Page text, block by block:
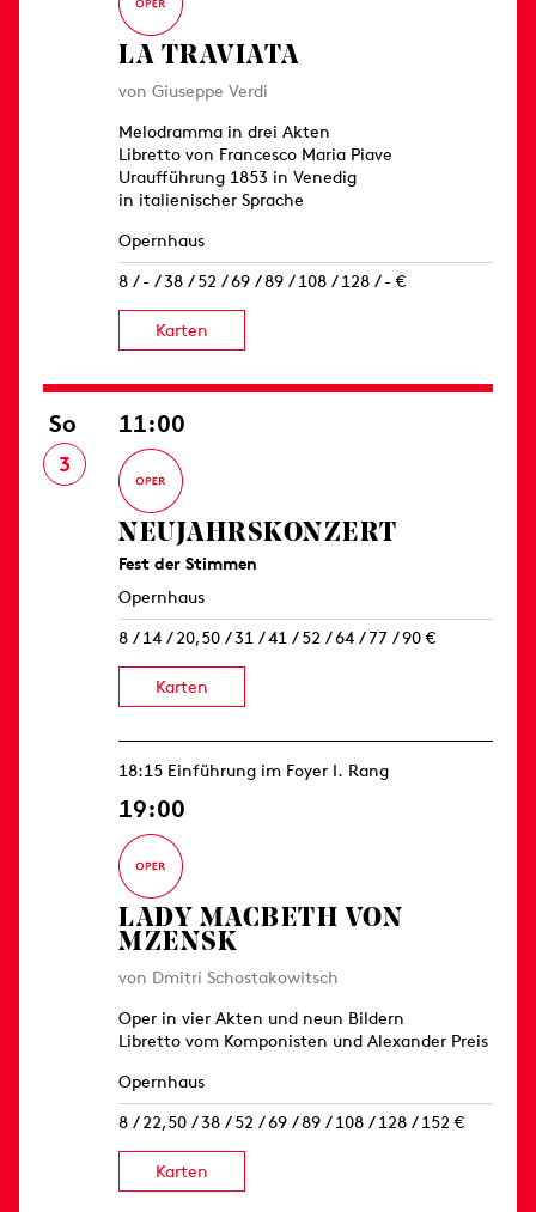
LA TRAVIATA
von Giuseppe Verdi
Melodramma in drei Akten
Libretto von Francesco Maria Piave
Uraufführung 1853 in Venedig
in italienischer Sprache
Opernhaus
8 / - / 38 / 52 / 69 / 89 / 108 / 128 / - €
Karten
So
3
11:00
NEUJAHRS­KONZERT
Fest der Stimmen
Opernhaus
8 / 14 / 20,50 / 31 / 41 / 52 / 64 / 77 / 90 €
Karten
18:15 Einführung im Foyer I. Rang
19:00
LADY MACBETH VON
MZENSK
von Dmitri Schostakowitsch
Oper in vier Akten und neun Bildern
Libretto vom Komponisten und Alexander Preis
Opernhaus
8 / 22,50 / 38 / 52 / 69 / 89 / 108 / 128 / 152 €
Karten